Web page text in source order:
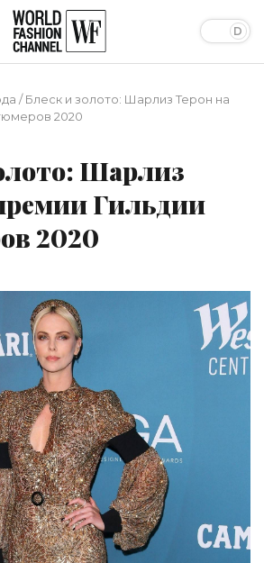
/Блеск и золото: Шарлиз Терон на
2020
Шарлиз
Гильдии
2020